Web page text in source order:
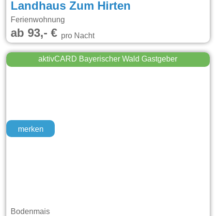
Landhaus Zum Hirten
Ferienwohnung
ab 93,- €pro Nacht
merken
aktivCARD Bayerischer Wald Gastgeber
Bodenmais